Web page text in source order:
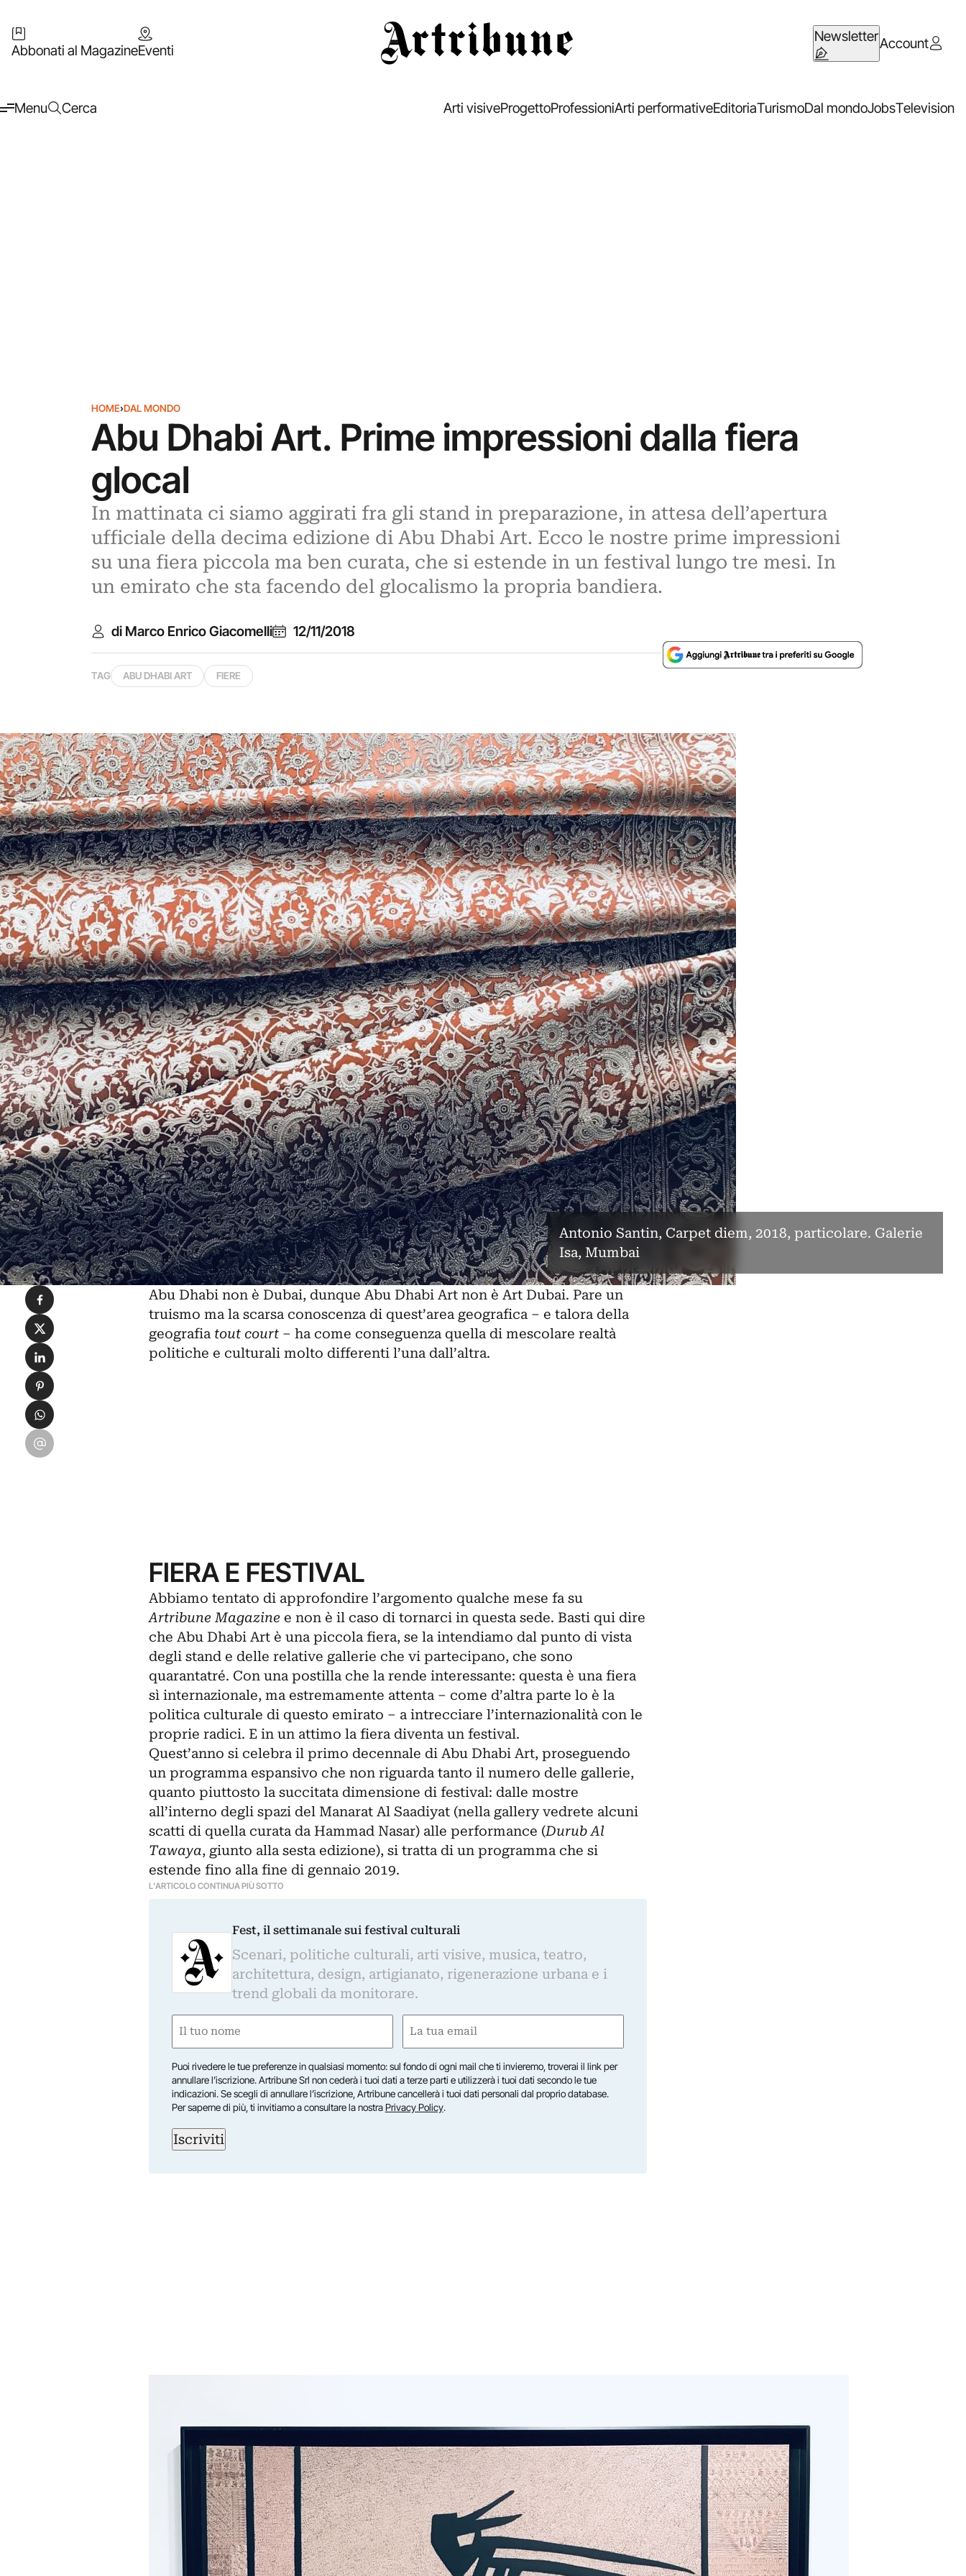
Abbonati al MagazineEventi
NewsletterAccount
Menu Cerca Arti visiveProgettoProfessioniArti performativeEditoriaTurismoDal mondoJobsTelevision
HOME›DAL MONDO
Abu Dhabi Art. Prime impressioni dalla fiera
glocal
In mattinata ci siamo aggirati fra gli stand in preparazione, in attesa dell’apertura
ufficiale della decima edizione di Abu Dhabi Art. Ecco le nostre prime impressioni
su una fiera piccola ma ben curata, che si estende in un festival lungo tre mesi. In
un emirato che sta facendo del glocalismo la propria bandiera.
di Marco Enrico Giacomelli 12/11/2018
TAG ABU DHABI ART FIERE
Antonio Santin, Carpet diem, 2018, particolare. Galerie
Isa, Mumbai
Abu Dhabinon è Dubai, dunque Abu Dhabi Art non è Art Dubai. Pare un
truismo ma la scarsa conoscenza di quest’area geografica – e talora della
geografia tout court– ha come conseguenza quella di mescolare realtà
politiche e culturali molto differenti l’una dall’altra.
FIERA E FESTIVAL
Abbiamo tentato di approfondire l’argomento qualche mese fa su
Artribune Magazinee non è il caso di tornarci in questa sede. Basti qui dire
che Abu Dhabi Art è una piccola fiera, se la intendiamo dal punto di vista
degli stand e delle relative gallerie che vi partecipano, che sono
quarantatré. Con una postilla che la rende interessante: questa è una fiera
sì internazionale, ma estremamente attenta – come d’altra parte lo è la
politica culturale di questo emirato – a intrecciare l’internazionalità con le
proprie radici. E in un attimo la fiera diventa un festival.
Quest’anno si celebra il primo decennale di Abu Dhabi Art, proseguendo
un programma espansivo che non riguarda tanto il numero delle gallerie,
quanto piuttosto la succitata dimensione di festival: dalle mostre
all’interno degli spazi del Manarat Al Saadiyat (nella gallery vedrete alcuni
scatti di quella curata da Hammad Nasar) alle performance (Durub Al
Tawaya, giunto alla sesta edizione), si tratta di un programma che si
estende fino alla fine di gennaio 2019.
L'ARTICOLO CONTINUA PIÙ SOTTO
Fest, il settimanale sui festival culturali
Scenari, politiche culturali, arti visive, musica, teatro,
architettura, design, artigianato, rigenerazione urbana e i
trend globali da monitorare.
Nome
Nome
Email
Puoi rivedere le tue preferenze in qualsiasi momento: sul fondo di ogni mail che ti invieremo, troverai il link per
annullare l’iscrizione. Artribune Srl non cederà i tuoi dati a terze parti e utilizzerà i tuoi dati secondo le tue
indicazioni. Se scegli di annullare l’iscrizione, Artribune cancellerà i tuoi dati personali dal proprio database.
Per saperne di più, ti invitiamo a consultare la nostraPrivacy Policy.
Iscriviti
Condividi su Facebook
Condividi su X
Condividi su LinkedIn
Condividi su Pinterest
Condividi su WhatsApp
Condividi su Email